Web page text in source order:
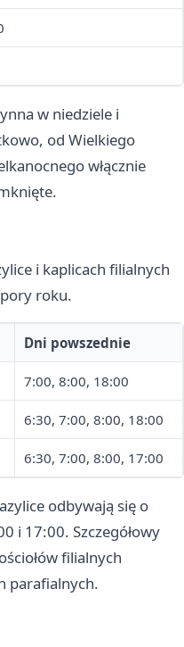
w niedziele i
od Wielkiego
włącznie
i kaplicach filialnych
roku.
Dni powszednie
7:00, 8:00, 18:00
6:30, 7:00, 8:00, 18:00
6:30, 7:00, 8:00, 17:00
odbywają się o
i 17:00. Szczegółowy
filialnych
parafialnych.